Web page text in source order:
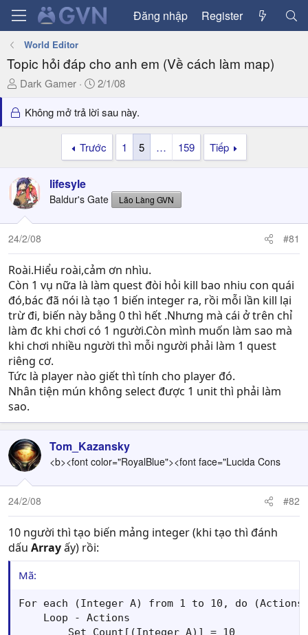
Đăng nhập Register
World Editor
Topic hỏi đáp cho anh em (Về cách làm map)
T
r
e
t
a
r
e
r
Dark Gamer
N
à
y
ử
2/1/08
Không mở trả lời sau này.
Trước 1 5 … 159 Tiếp
lifesyle
Baldur's Gate Lão Làng GVN
24/2/08 #81
Roài.Hiểu roài,cảm ơn nhìu.
Còn 1 vụ nữa là làm quest đòi hỏi kill bao nhiu con quái
đó,bác đã nói là tạo 1 biến integer ra, rồi mỗi lần kill lại
trừ đi, biến này bằng 0 thì hết .Nhưng mà cái ở trên chỉ
làm đc khi chơi có 1 người.Còn mình muốn làm sao mà
khi chơi nhiều người thì mỗi người phải làm 1 quest
riêng cơ.
Tức là player nào giết thì tính cho player đó.
Nhân tiện mún không select được 1 unit thì phải làm
sao.
Tom_Kazansky
<b><font color="RoyalBlue"><font face="Lucida Cons
24/2/08 #82
10 người thì tạo biến mảng integer (khi tạo thì đánh
dấu Arrayấy) rồi:
Mã:
For each (Integer A) from 1 to 10, do
    Loop - Actions
        Set Count[(Integer A)] = 10